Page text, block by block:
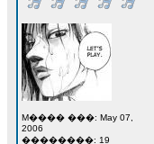
M���� ���: May 07,
2006
��������: 19